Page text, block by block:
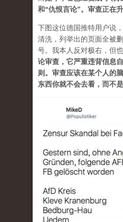
和“仇恨言论”。审查正在升
下图这位德国推特用户说
清洗，列举出的页面全被
号。我本人反对极右，但也
论审查，它严重违背信息
则。审查应该在某个人的
东西你就不会去看，而不